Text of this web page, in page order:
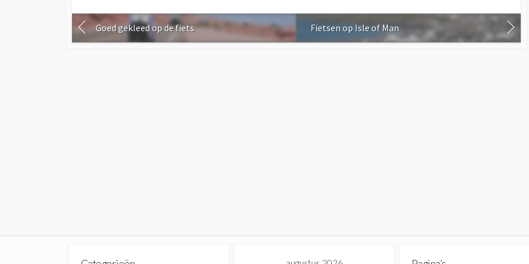
Goed gekleed op de fiets Fietsen op Isle of Man